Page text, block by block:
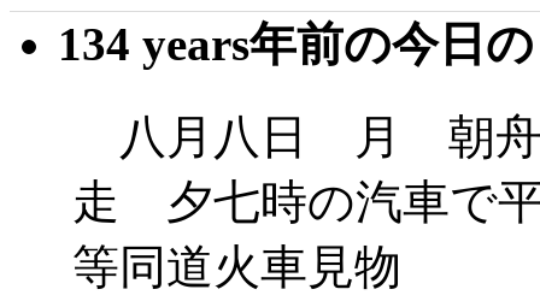
134 years年前の今日
八月八日 月 朝舟
走 夕七時の汽車で
等同道火車見物